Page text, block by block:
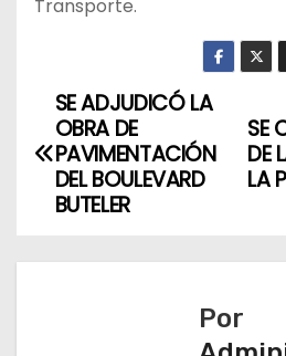
Transporte.
N
a
e
SE
DE
LA
SE ADJUDICÓ LA
OBRA DE
PAVIMENTACIÓN
DEL BOULEVARD
BUTELER
Por